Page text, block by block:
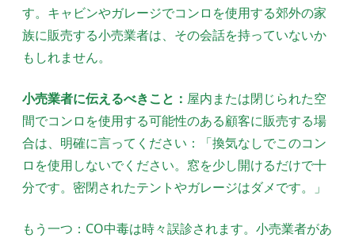
す。キャビンやガレージでコンロを使用する郊外の家
族に販売する小売業者は、その会話を持っていないか
もしれません。
小売業者に伝えるべきこと： 屋内または閉じられた空
間でコンロを使用する可能性のある顧客に販売する場
合は、明確に言ってください：「換気なしでこのコン
ロを使用しないでください。窓を少し開けるだけで十
分です。密閉されたテントやガレージはダメです。」
もう一つ：CO中毒は時々誤診されます。小売業者があ